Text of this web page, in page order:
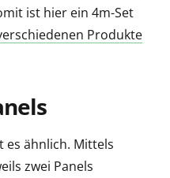
ist hier ein 4m-Set
Produkte
es ähnlich. Mittels
zwei Panels